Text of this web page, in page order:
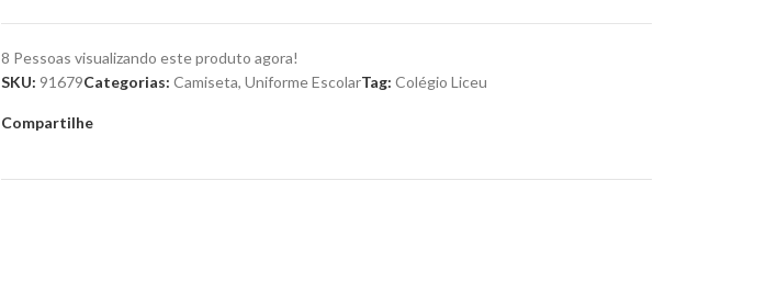
8 Pessoas visualizando este produto agora!
SKU: 91679Categorias: Camiseta, Uniforme EscolarTag: Colégio Liceu
Compartilhe